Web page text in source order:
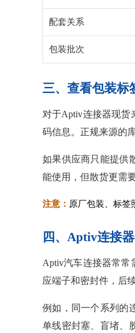
配套关系
包装批次
三、查看包装标
对于Aptiv连接器现货
码信息。正规来源的
如果供应商只能提供
能使用，但散货更需
注意： 原厂包装、标签
四、Aptiv连接
Aptiv汽车连接器常常
应端子和密封件，后
例如，同一个系列的
单线密封塞、盲堵、